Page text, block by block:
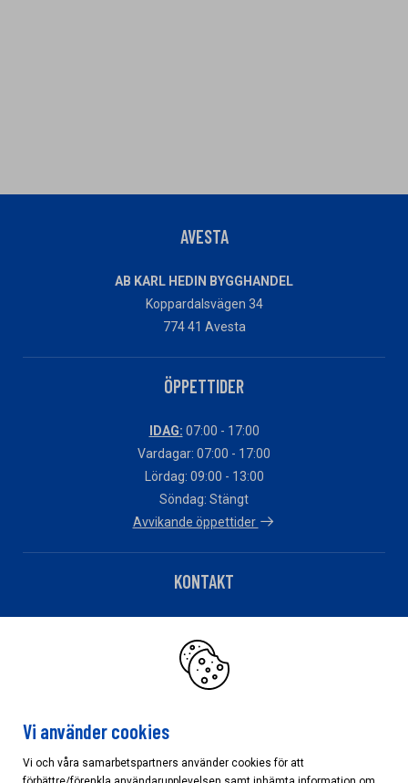
AVESTA
AB KARL HEDIN BYGGHANDEL
Koppardalsvägen 34
774 41 Avesta
ÖPPETTIDER
IDAG: 07:00 - 17:00
Vardagar: 07:00 - 17:00
Lördag: 09:00 - 13:00
Söndag: Stängt
Avvikande öppettider
KONTAKT
Har du fakturafrågor?
Klicka här
Vi använder cookies
Vi och våra samarbetspartners använder cookies för att